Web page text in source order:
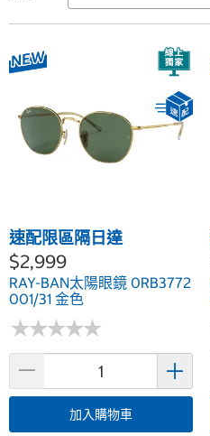
速配限區隔日達
$2,999
RAY-BAN太陽眼鏡 0RB3772
001/31 金色
★★★★★
★★★★★
加入購物車